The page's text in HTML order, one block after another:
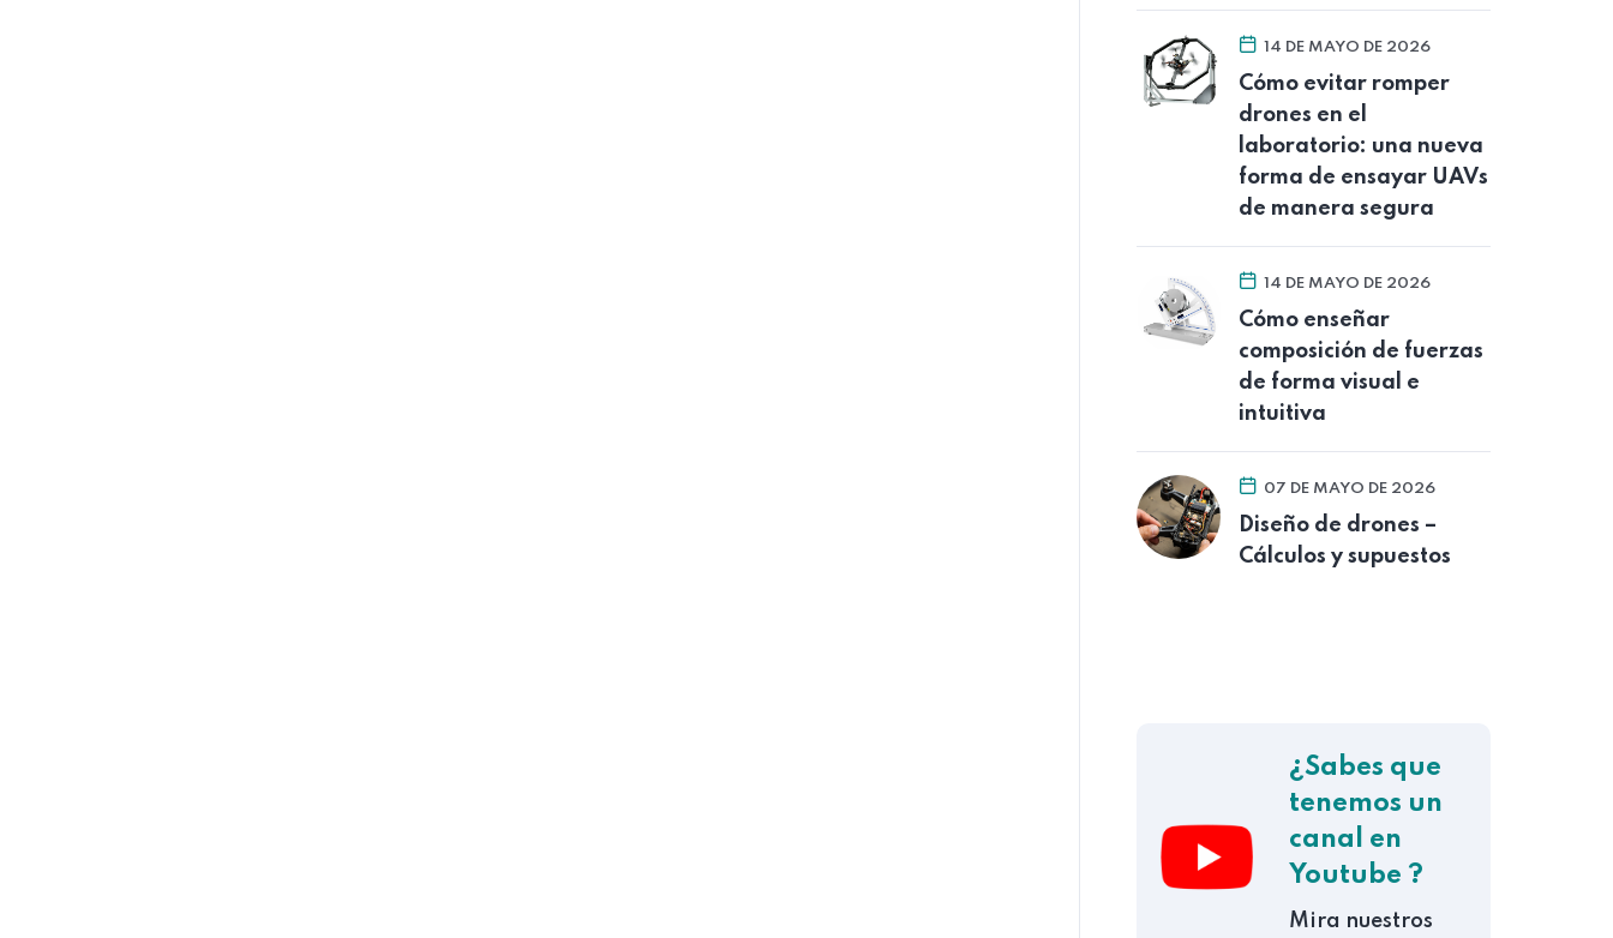
14 DE MAYO DE 2026
Cómo evitar romper
drones en el
laboratorio: una nueva
forma de ensayar UAVs
de manera segura
14 DE MAYO DE 2026
Cómo enseñar
composición de fuerzas
de forma visual e
intuitiva
07 DE MAYO DE 2026
Diseño de drones –
Cálculos y supuestos
¿Sabes que
tenemos un
canal en
Youtube ?
Mira nuestros